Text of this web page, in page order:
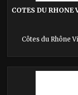
COTES DU
Côtes du Rhône